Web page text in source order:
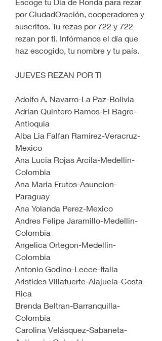
por CiudadOración, cooperadores y
suscritos. Tu rezas por 722 y 722
rezan por ti. Infórmanos el día que
haz escogido, tu nombre y tu país.
JUEVES REZAN POR TI
Adolfo A. Navarro-La Paz-Bolivia
Adrian Quintero Ramos-El Bagre-
Antioquia
Alba Lia Falfan Ramirez-Veracruz-
Mexico
Ana Lucia Rojas Arcila-Medellin-
Colombia
Ana Maria Frutos-Asuncion-
Paraguay
Ana Yolanda Perez-Mexico
Andres Felipe Jaramillo-Medellin-
Colombia
Angelica Ortegon-Medellin-
Colombia
Antonio Godino-Lecce-Italia
Aristides Villafuerte-Alajuela-Costa
Rica
Brenda Beltran-Barranquilla-
Colombia
Carolina Velásquez-Sabaneta-